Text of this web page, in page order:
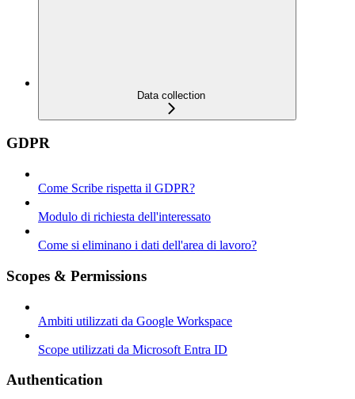
Data collection
GDPR
Come Scribe rispetta il GDPR?
Modulo di richiesta dell'interessato
Come si eliminano i dati dell'area di lavoro?
Scopes & Permissions
Ambiti utilizzati da Google Workspace
Scope utilizzati da Microsoft Entra ID
Authentication